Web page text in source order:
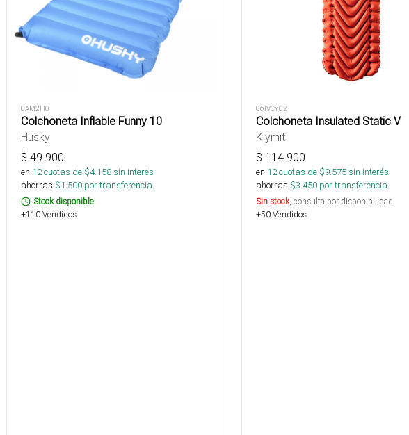
CAM2H0
Colchoneta Inflable Funny 10
Husky
$ 49.900
en 12cuotas de $4.158sin interés
ahorras $1.500 por transferencia.
Stock disponible
+110 Vendidos
06IVCY02
Colchoneta Insulated Static V
Klymit
$ 114.900
en 12cuotas de $9.575sin interés
ahorras $3.450 por transferencia.
Sin stock, consulta por disponibilidad.
+50 Vendidos